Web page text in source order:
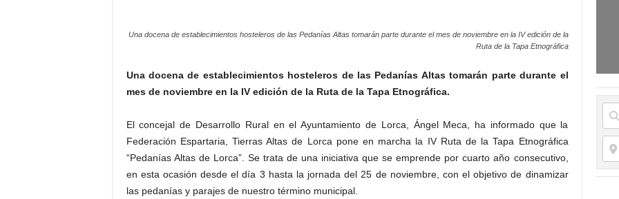
Una docena de establecimientos hosteleros de las Pedanías Altas tomarán parte durante el mes de noviembre en la IV edición de la
Ruta de la Tapa Etnográfica
Una docena de establecimientos hosteleros de las Pedanías Altas tomarán parte durante el
mes de noviembre en la IV edición de la Ruta de la Tapa Etnográfica.
El concejal de Desarrollo Rural en el Ayuntamiento de Lorca, Ángel Meca, ha informado que la
Federación Espartaria, Tierras Altas de Lorca pone en marcha la IV Ruta de la Tapa Etnográfica
“Pedanías Altas de Lorca”. Se trata de una iniciativa que se emprende por cuarto año consecutivo,
en esta ocasión desde el día 3 hasta la jornada del 25 de noviembre, con el objetivo de dinamizar
las pedanías y parajes de nuestro término municipal.